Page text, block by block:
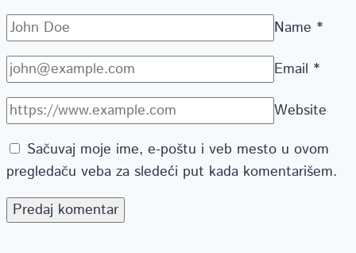
Name *
Email *
Website
Sačuvaj moje ime, e-poštu i veb mesto u ovom
pregledaču veba za sledeći put kada komentarišem.